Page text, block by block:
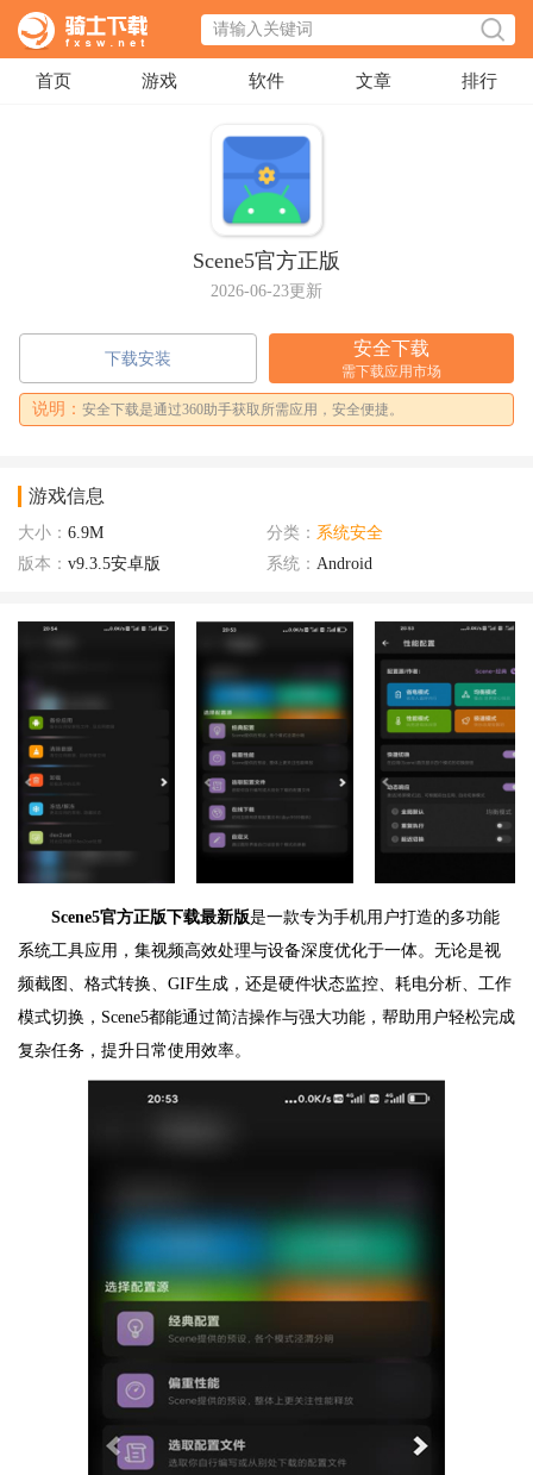
首页 游戏 软件 文章 排行
Scene5官方正版
2026-06-23更新
下载安装
安全下载
需下载应用市场
说明： 安全下载是通过360助手获取所需应用，安全便捷。
游戏信息
大小： 6.9M 分类： 系统安全
版本： v9.3.5安卓版 系统： Android
Scene5官方正版下载最新版是一款专为手机用户打造的多功能
系统工具应用，集视频高效处理与设备深度优化于一体。无论是视
频截图、格式转换、GIF生成，还是硬件状态监控、耗电分析、工作
模式切换，Scene5都能通过简洁操作与强大功能，帮助用户轻松完成
复杂任务，提升日常使用效率。